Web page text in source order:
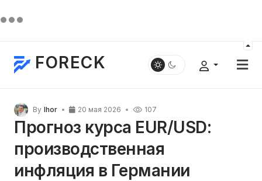
FORECK
By Ihor 20 мая 2026 107
Прогноз курса EUR/USD:
производственная
инфляция в Германии